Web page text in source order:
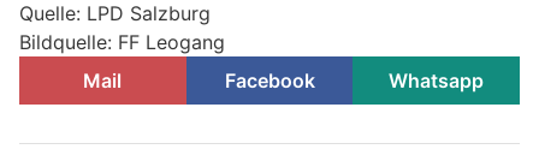
Quelle: LPD Salzburg
Bildquelle: FF Leogang
Mail
Facebook Whatsapp